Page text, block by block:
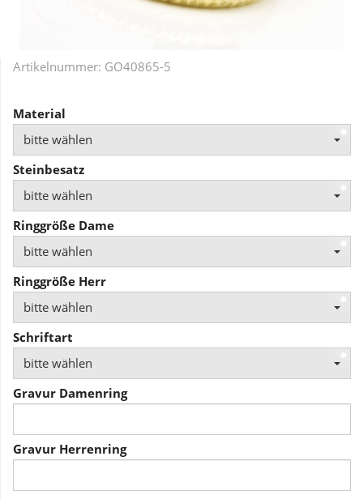
Artikelnummer: GO40865-5
Material
bitte wählen
Steinbesatz
bitte wählen
Ringgröße Dame
bitte wählen
Ringgröße Herr
bitte wählen
Schriftart
bitte wählen
Gravur Damenring
Gravur Herrenring